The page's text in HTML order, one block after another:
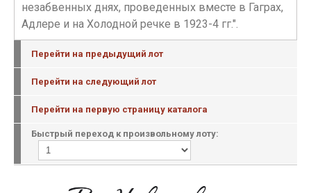
незабвенных днях, проведенных вместе в Гаграх,
Адлере и на Холодной речке в 1923-4 гг.".
Перейти на предыдущий лот
Перейти на следующий лот
Перейти на первую страницу каталога
Быстрый переход к произвольному лоту: